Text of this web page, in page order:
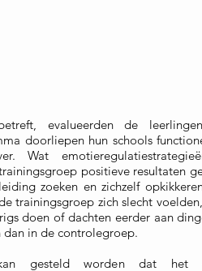
evalueerden de
doorliepen hun schools
Wat
positieve resultaten
zoeken en zichzelf
trainingsgroep zich slecht
doen of dachten eerder aan
dan in de controlegroep.
gesteld worden dat het